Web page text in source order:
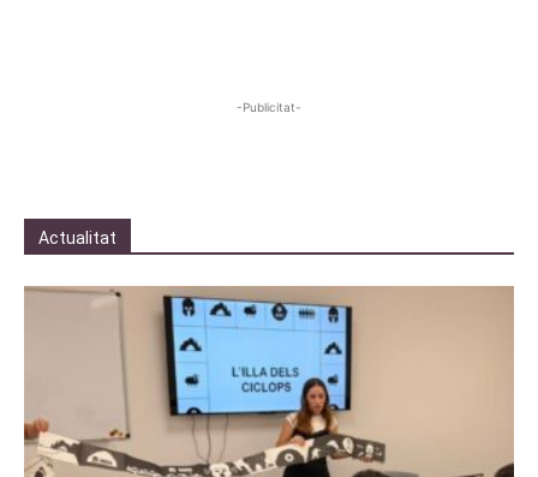
-Publicitat-
Actualitat